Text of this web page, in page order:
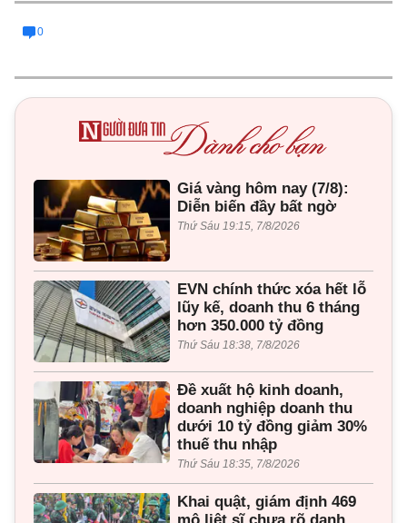
0
Giá vàng hôm nay (7/8):
Diễn biến đầy bất ngờ
Thứ Sáu 19:15, 7/8/2026
EVN chính thức xóa hết lỗ
lũy kế, doanh thu 6 tháng
hơn 350.000 tỷ đồng
Thứ Sáu 18:38, 7/8/2026
Đề xuất hộ kinh doanh,
doanh nghiệp doanh thu
dưới 10 tỷ đồng giảm 30%
thuế thu nhập
Thứ Sáu 18:35, 7/8/2026
Khai quật, giám định 469
mộ liệt sĩ chưa rõ danh